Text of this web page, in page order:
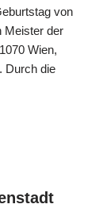
von
Meister der
Wien,
Durch die